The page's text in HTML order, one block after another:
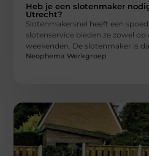
Heb je een slotenmaker
Utrecht?
Slotenmakersnel heeft een
slotenservice bieden ze zowel
weekenden. De slotenmaker is
Neophema Werkgroep